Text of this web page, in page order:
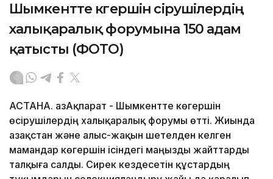
Шымкентте көгершін өсірушілердің
халықаралық форумына 150 адам
қатысты (ФОТО)
АСТАНА. ҚазАқпарат - Шымкентте көгершін
өсірушілердің халықаралық форумы өтті. Жиында
Қазақстан және алыс-жақын шетелден келген
мамандар көгершін ісіндегі маңызды жайттарды
талқыға салды. Сирек кездесетін құстардың